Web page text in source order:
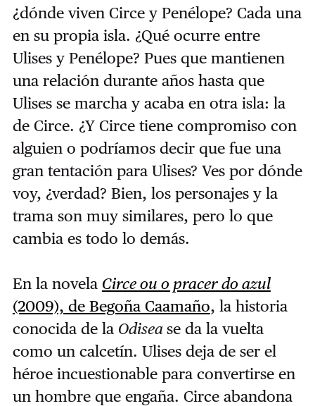
¿dónde viven Circe y Penélope? Cada una
en su propia isla. ¿Qué ocurre entre
Ulises y Penélope? Pues que mantienen
una relación durante años hasta que
Ulises se marcha y acaba en otra isla: la
de Circe. ¿Y Circe tiene compromiso con
alguien o podríamos decir que fue una
gran tentación para Ulises? Ves por dónde
voy, ¿verdad? Bien, los personajes y la
trama son muy similares, pero lo que
cambia es todo lo demás.
En la novela Circe ou o pracer do azul
(2009), de Begoña Caamaño, la historia
conocida de la Odisease da la vuelta
como un calcetín. Ulises deja de ser el
héroe incuestionable para convertirse en
un hombre que engaña. Circe abandona